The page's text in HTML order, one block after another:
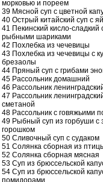
морковью и пореем
39 Мясной суп с цветной
40 Острый китайский суп с
41 Пекинский кисло-сладкий
рыбными шариками
42 Похлебка из чечевицы
43 Похлебка из чечевицы с
брезаолы
44 Пряный суп с грибами
45 Рассольник домашний
46 Рассольник
47 Рассольник
сметаной
48 Рассольник с говяжьими
49 Рыбный суп из горбуши с
горошком
50 Сливочный суп с судаком
51 Солянка сборная из
52 Солянка сборная мясная
53 Суп из брюссельской
54 Суп из брюссельской
помидорами